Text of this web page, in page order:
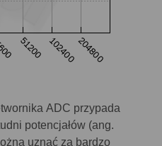
ADC przypada
potencjałów (ang.
uznać za bardzo